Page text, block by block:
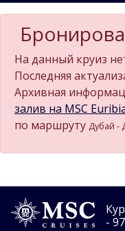
На данный круиз
Последняя
Архивная
залив на MSC
по маршруту Дубай -
-